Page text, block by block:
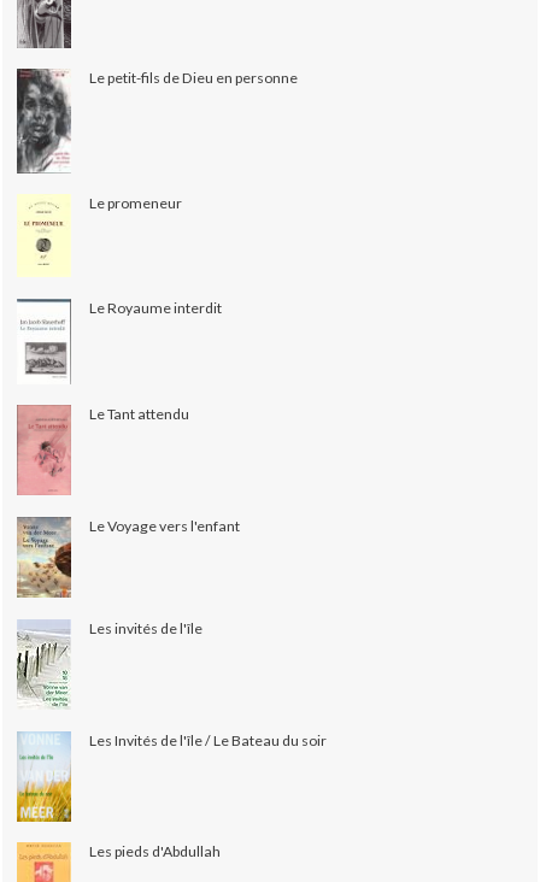
Le petit-fils de Dieu en personne
Le promeneur
Le Royaume interdit
Le Tant attendu
Le Voyage vers l'enfant
Les invités de l'île
Les Invités de l'île / Le Bateau du soir
Les pieds d'Abdullah